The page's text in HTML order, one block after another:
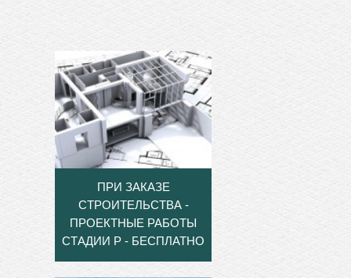
ПРИ ЗАКАЗЕ
СТРОИТЕЛЬСТВА -
ПРОЕКТНЫЕ РАБОТЫ
СТАДИИ Р - БЕСПЛАТНО